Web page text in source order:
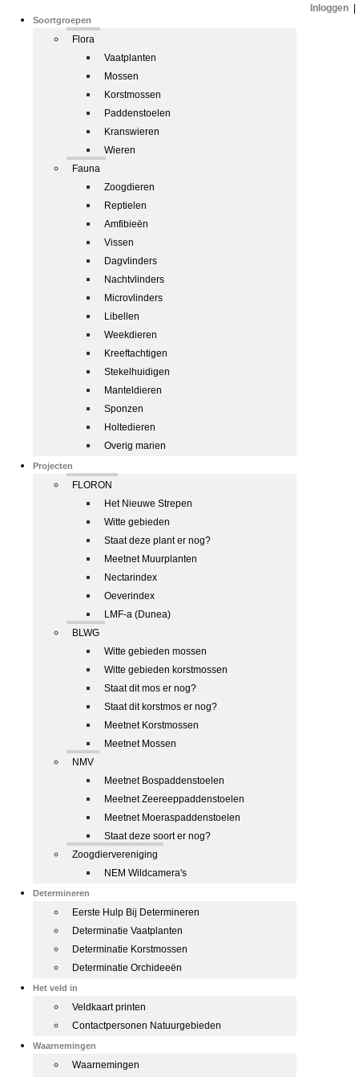
Soortgroepen
Flora
Vaatplanten
Mossen
Korstmossen
Paddenstoelen
Kranswieren
Wieren
Fauna
Zoogdieren
Reptielen
Amfibieën
Vissen
Dagvlinders
Nachtvlinders
Microvlinders
Libellen
Weekdieren
Kreeftachtigen
Stekelhuidigen
Manteldieren
Sponzen
Holtedieren
Overig marien
Projecten
FLORON
Het Nieuwe Strepen
Witte gebieden
Staat deze plant er nog?
Meetnet Muurplanten
Nectarindex
Oeverindex
LMF-a (Dunea)
BLWG
Witte gebieden mossen
Witte gebieden korstmossen
Staat dit mos er nog?
Staat dit korstmos er nog?
Meetnet Korstmossen
Meetnet Mossen
NMV
Meetnet Bospaddenstoelen
Meetnet Zeereeppaddenstoelen
Meetnet Moeraspaddenstoelen
Staat deze soort er nog?
Zoogdiervereniging
NEM Wildcamera's
Determineren
Eerste Hulp Bij Determineren
Determinatie Vaatplanten
Determinatie Korstmossen
Determinatie Orchideeën
Het veld in
Veldkaart printen
Contactpersonen Natuurgebieden
Waarnemingen
Waarnemingen
Inloggen